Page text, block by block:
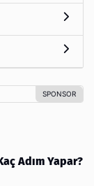
Adım Yapar?